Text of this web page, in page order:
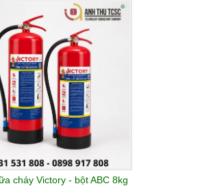
cháy Victory - bột ABC 8kg